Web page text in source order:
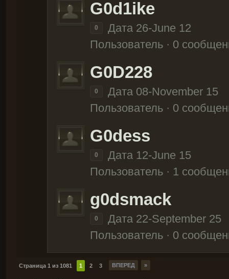
G0d1ike
0
Дата 26-June 12
Пользователь · 0
G0D228
0
Дата 08-November 15
Пользователь · 0
G0dess
0
Дата 12-June 15
Пользователь · 1
g0dsmack
0
Дата 22-September 25
Пользователь · 0
Страница 1 из 1081 1 2 3 ВПЕРЕД »